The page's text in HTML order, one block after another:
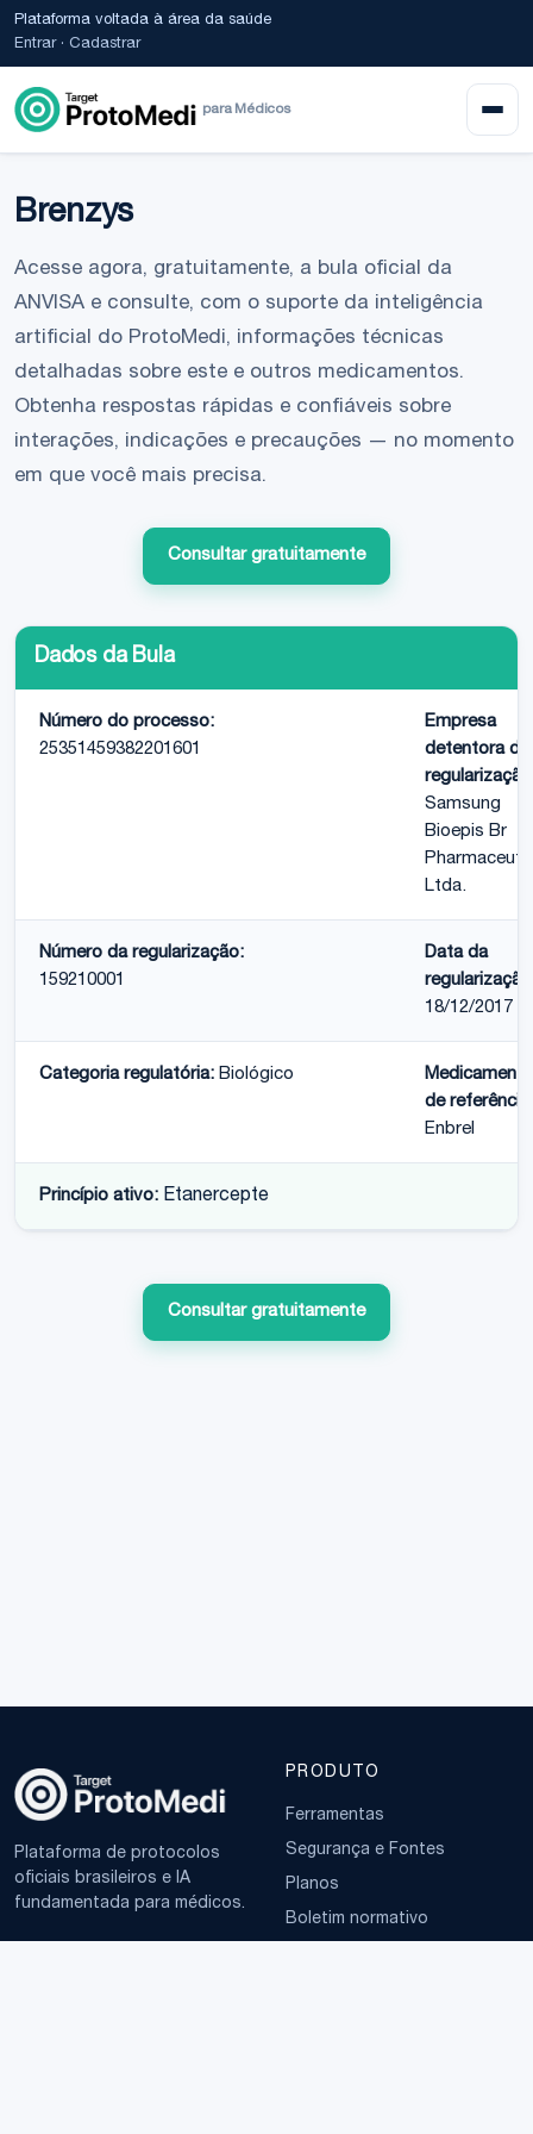
Plataforma voltada à área da saúde
Entrar· Cadastrar
para Médicos
Brenzys
Acesse agora, gratuitamente, a bula oficial da
ANVISA e consulte, com o suporte da inteligência
artificial do ProtoMedi, informações técnicas
detalhadas sobre este e outros medicamentos.
Obtenha respostas rápidas e confiáveis sobre
interações, indicações e precauções — no momento
em que você mais precisa.
Consultar gratuitamente
Dados da Bula
Número do processo:
25351459382201601
Empresa
detentora de
Samsung
Bioepis Br
Ltda.
Número da regularização:
159210001
Data da
18/12/2017
Categoria regulatória: Biológico
Medicamento
de referência:
Enbrel
Princípio ativo: Etanercepte
Consultar gratuitamente
Plataforma de protocolos
oficiais brasileiros e IA
fundamentada para médicos.
PRODUTO
Ferramentas
Segurança e Fontes
Planos
Boletim normativo